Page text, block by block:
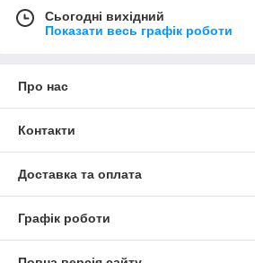
Сьогодні вихідний
Показати весь графік роботи
Про нас
Контакти
Доставка та оплата
Графік роботи